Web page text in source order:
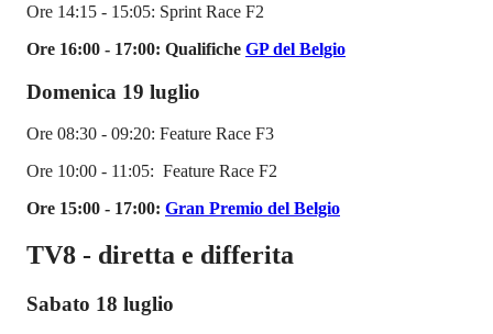
Ore 14:15 - 15:05: Sprint Race F2
Ore 16:00 - 17:00: Qualifiche GP del Belgio
Domenica 19 luglio
Ore 08:30 - 09:20: Feature Race F3
Ore 10:00 - 11:05: Feature Race F2
Ore 15:00 - 17:00: Gran Premio del Belgio
TV8 - diretta e differita
Sabato 18 luglio